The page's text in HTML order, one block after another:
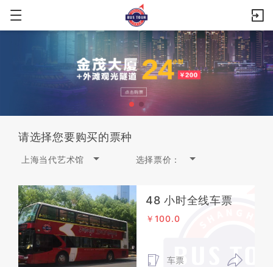
请选择您要购买的票种
上海当代艺术馆 选择票价：
48 小时全线车票
￥100.0
车票